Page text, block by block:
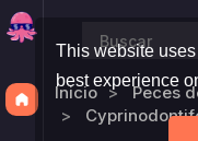
This website
best experience
Discover
Inicio
Peces